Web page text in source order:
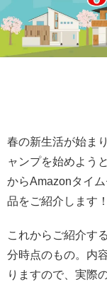
春の新生活が始ま
ャンプを始めよう
からAmazonタイ
品をご紹介します！
これからご紹介す
分時点のもの。内
りますので、実際